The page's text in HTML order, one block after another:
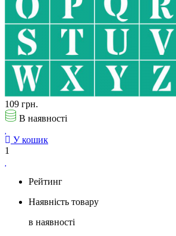
109 грн.
В наявності
У кошик
1
Рейтинг
Наявність товару
в наявності